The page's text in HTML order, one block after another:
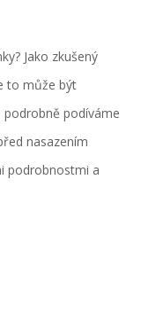
Jako zkušený
to může být
podrobně podíváme
nasazením
podrobnostmi a